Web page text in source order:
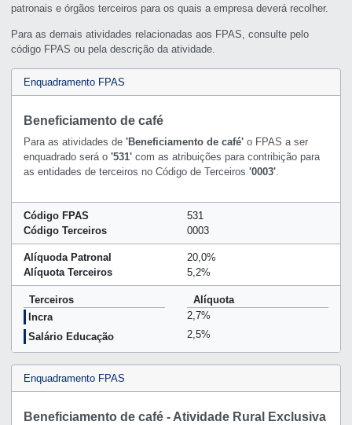
patronais e órgãos terceiros para os quais a empresa deverá recolher.
Para as demais atividades relacionadas aos FPAS, consulte pelo
código FPAS ou pela descrição da atividade.
Enquadramento FPAS
Beneficiamento de café
Para as atividades de 'Beneficiamento de café'o FPAS a ser
enquadrado será o '531'com as atribuições para contribição para
as entidades de terceiros no Código de Terceiros '0003'.
Código FPAS
531
Código Terceiros
0003
Alíquoda Patronal
20,0%
Alíquota Terceiros
5,2%
Terceiros
Alíquota
Incra
2,7%
Salário Educação
2,5%
Enquadramento FPAS
Beneficiamento de café - Atividade Rural Exclusiva